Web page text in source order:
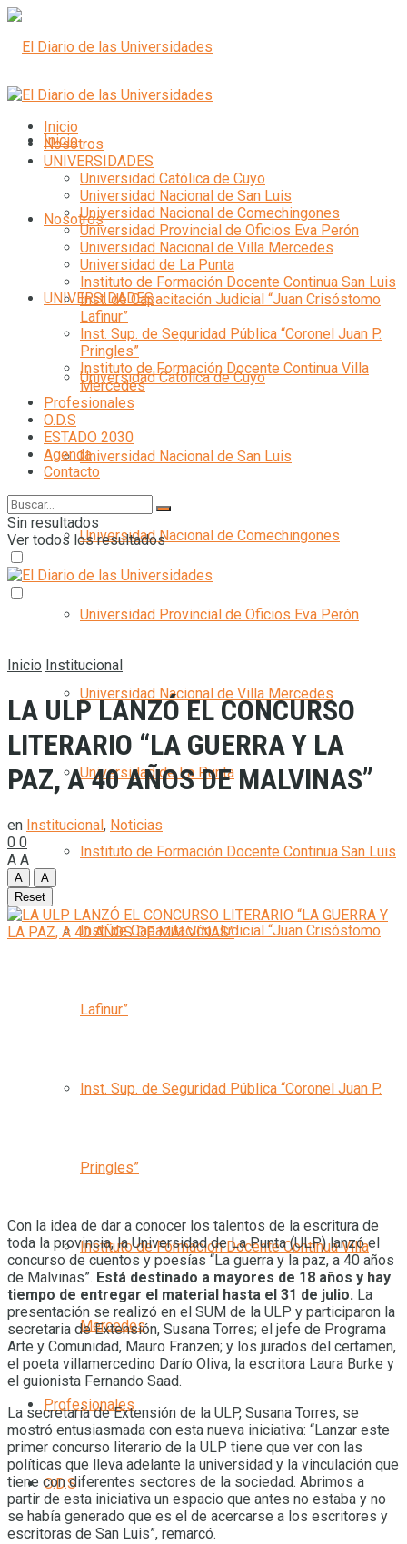
Inicio
Nosotros
UNIVERSIDADES
Universidad Católica de Cuyo
Universidad Nacional de San Luis
Universidad Nacional de Comechingones
Universidad Provincial de Oficios Eva Perón
Universidad Nacional de Villa Mercedes
Universidad de La Punta
Instituto de Formación Docente Continua San Luis
Inst. de Capacitación Judicial “Juan Crisóstomo
Lafinur”
Inst. Sup. de Seguridad Pública “Coronel Juan P.
Pringles”
Instituto de Formación Docente Continua Villa
Mercedes
Profesionales
O.D.S
Inicio
Nosotros
UNIVERSIDADES
Universidad Católica de Cuyo
Universidad Nacional de San Luis
Universidad Nacional de Comechingones
Universidad Provincial de Oficios Eva Perón
Universidad Nacional de Villa Mercedes
Universidad de La Punta
Instituto de Formación Docente Continua San Luis
Inst. de Capacitación Judicial “Juan Crisóstomo
Lafinur”
Inst. Sup. de Seguridad Pública “Coronel Juan P.
Pringles”
Instituto de Formación Docente Continua Villa
Mercedes
Profesionales
O.D.S
ESTADO 2030
Agenda
Contacto
Sin resultados
Ver todos los resultados
Inicio Institucional
LA ULP LANZÓ EL CONCURSO
LITERARIO “LA GUERRA Y LA
PAZ, A 40 AÑOS DE MALVINAS”
en Institucional, Noticias
0 0
A A
A
A
Reset
Con la idea de dar a conocer los talentos de la escritura de
toda la provincia, la Universidad de La Punta (ULP) lanzó el
concurso de cuentos y poesías “La guerra y la paz, a 40 años
de Malvinas”. Está destinado a mayores de 18 años y hay
tiempo de entregar el material hasta el 31 de julio. La
presentación se realizó en el SUM de la ULP y participaron la
secretaria de Extensión, Susana Torres; el jefe de Programa
Arte y Comunidad, Mauro Franzen; y los jurados del certamen,
el poeta villamercedino Darío Oliva, la escritora Laura Burke y
el guionista Fernando Saad.
La secretaría de Extensión de la ULP, Susana Torres, se
mostró entusiasmada con esta nueva iniciativa: “Lanzar este
primer concurso literario de la ULP tiene que ver con las
políticas que lleva adelante la universidad y la vinculación que
tiene con diferentes sectores de la sociedad. Abrimos a
partir de esta iniciativa un espacio que antes no estaba y no
se había generado que es el de acercarse a los escritores y
escritoras de San Luis”, remarcó.